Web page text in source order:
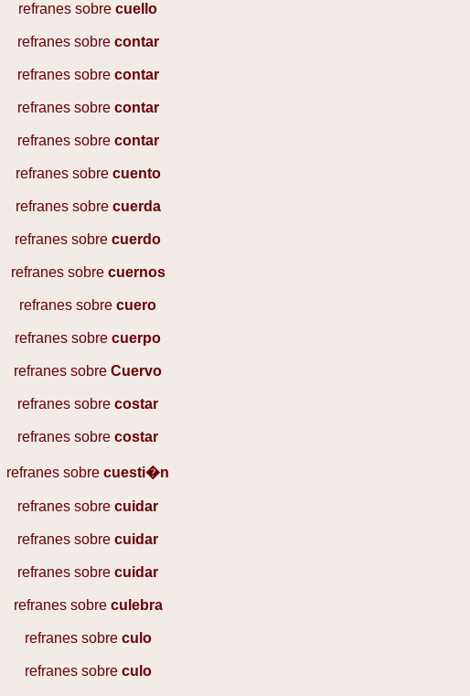
refranes sobre cuello
refranes sobre contar
refranes sobre contar
refranes sobre contar
refranes sobre contar
refranes sobre cuento
refranes sobre cuerda
refranes sobre cuerdo
refranes sobre cuernos
refranes sobre cuero
refranes sobre cuerpo
refranes sobre Cuervo
refranes sobre costar
refranes sobre costar
refranes sobre cuesti�n
refranes sobre cuidar
refranes sobre cuidar
refranes sobre cuidar
refranes sobre culebra
refranes sobre culo
refranes sobre culo